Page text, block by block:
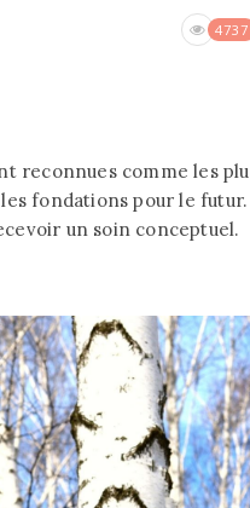
4737
reconnues comme les
fondations pour le
un soin conceptuel.